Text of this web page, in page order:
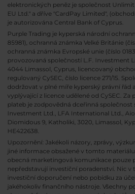
elektronických peněz je společnost
EU Ltd." a dříve "CardPay Limited",
je autorizována Central Bank of Cyprus.
Purple Trading je kyperská národní
85981), ochranná známka Velké Británie
ochranná známka Evropské unie (číslo
provozovaná společností L.F. Investment
4044 Limassol, Cyprus, licencovaný
regulovaný CySEC, číslo licence 271/15.
dodržovat v plné míře kyperský právní řád
vyplývající z licence udělené od CySEC. Za
plateb je zodpovědná dceřinná společnost
Investment Ltd., LFA International Ltd.,
Diomidous 9, Katholiki, 3020, Limassol,
HE422638.
Upozornění: Jakékoli názory, zprávy,
jiné informace obsažené v tomto
obecná marketingová komunikace pouze
nepředstavují investiční poradenství. Nic
investiční doporučení nebo pobídku za
jakéhokoliv finančního nástroje. Všechny